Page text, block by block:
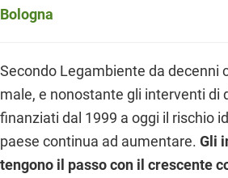
Bologna
Secondo Legambiente da decenni
male, e nonostante gli interventi di
finanziati dal 1999 a oggi il rischio
paese continua ad aumentare. Gli
tengono il passo con il crescente